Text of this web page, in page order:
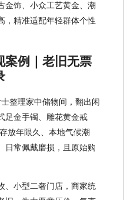
金饰、小众工艺黄金、潮
，精准适配年轻群体个性
案例｜老旧无票
整理家中储物间，翻出闲
足金手镯、雕花黄金戒
放年限久、本地气候潮
日常佩戴磨损，且原始购
、小型二奢门店，商家统